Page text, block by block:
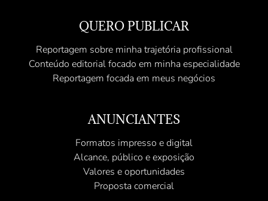
QUERO PUBLICAR
Reportagem sobre minha trajetória profissional
Conteúdo editorial focado em minha especialidade
Reportagem focada em meus negócios
ANUNCIANTES
Formatos impresso e digital
Alcance, público e exposição
Valores e oportunidades
Proposta comercial